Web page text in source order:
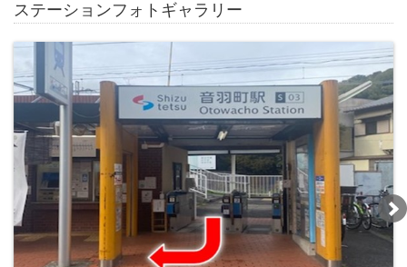
ステーションフォトギャラリー